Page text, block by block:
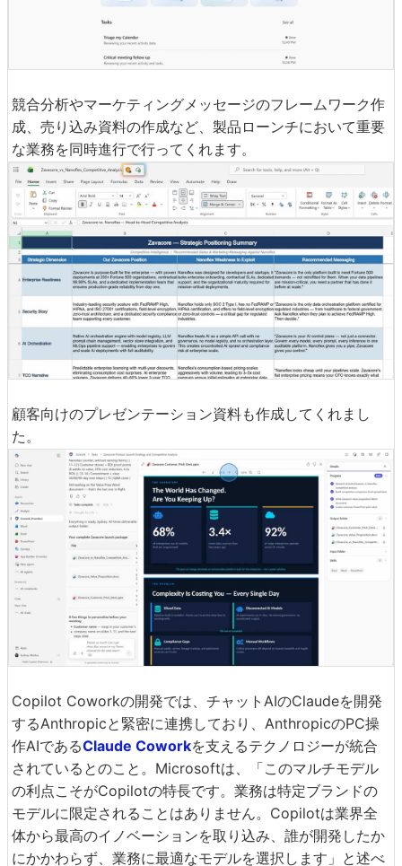
競合分析やマーケティングメッセージのフレームワーク作
成、売り込み資料の作成など、製品ローンチにおいて重要
な業務を同時進行で行ってくれます。
顧客向けのプレゼンテーション資料も作成してくれまし
た。
Copilot Coworkの開発では、チャットAIのClaudeを開発
するAnthropicと緊密に連携しており、AnthropicのPC操
作AIであるClaude Coworkを支えるテクノロジーが統合
されているとのこと。Microsoftは、「このマルチモデル
の利点こそがCopilotの特長です。業務は特定ブランドの
モデルに限定されることはありません。Copilotは業界全
体から最高のイノベーションを取り込み、誰が開発したか
にかかわらず、業務に最適なモデルを選択します」と述べ